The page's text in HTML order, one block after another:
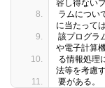
容し得ない
ラムについ
に当たって
該プログラ
や電子計算
る情報処理
法等を考慮
要がある。